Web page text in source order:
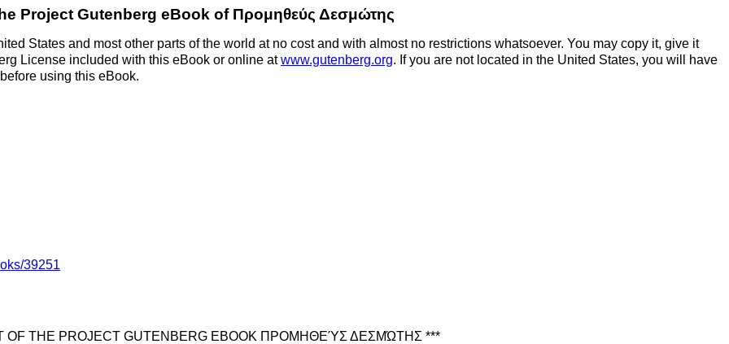
Project Gutenberg eBook of Προμηθεύς Δεσμώτης
States and most other parts of the world at no cost and with almost no restrictions whatsoever. You may copy it, give it
License included with this eBook or online atwww.gutenberg.org. If you are not located in the United States, you will have
using this eBook.
39251
OF THE PROJECT GUTENBERG EBOOK ΠΡΟΜΗΘΕΎΣ ΔΕΣΜΏΤΗΣ ***